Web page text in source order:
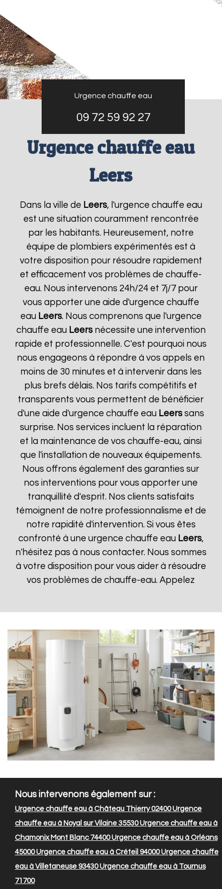
Urgence chauffe eau
09 72 59 92 27
Urgence chauffe eau
Leers
Dans la ville de Leers, l'urgence chauffe eau
est une situation couramment rencontrée
par les habitants. Heureusement, notre
équipe de plombiers expérimentés est à
votre disposition pour résoudre rapidement
et efficacement vos problèmes de chauffe-
eau. Nous intervenons 24h/24 et 7j/7 pour
vous apporter une aide d'urgence chauffe
eau Leers. Nous comprenons que l'urgence
chauffe eau Leersnécessite une intervention
rapide et professionnelle. C'est pourquoi nous
nous engageons à répondre à vos appels en
moins de 30 minutes et à intervenir dans les
plus brefs délais. Nos tarifs compétitifs et
transparents vous permettent de bénéficier
d'une aide d'urgence chauffe eau Leers sans
surprise. Nos services incluent la réparation
et la maintenance de vos chauffe-eau, ainsi
que l'installation de nouveaux équipements.
Nous offrons également des garanties sur
nos interventions pour vous apporter une
tranquillité d'esprit. Nos clients satisfaits
témoignent de notre professionnalisme et de
notre rapidité d'intervention. Si vous êtes
confronté à une urgence chauffe eau Leers,
n'hésitez pas à nous contacter. Nous sommes
à votre disposition pour vous aider à résoudre
vos problèmes de chauffe-eau. Appelez
Nous intervenons également sur :
Urgence chauffe eau à Château Thierry 02400Urgence
chauffe eau à Noyal sur Vilaine 35530Urgence chauffe eau à
Chamonix Mont Blanc 74400Urgence chauffe eau à Orléans
45000Urgence chauffe eau à Créteil 94000Urgence chauffe
eau à Villetaneuse 93430Urgence chauffe eau à Tournus
71700